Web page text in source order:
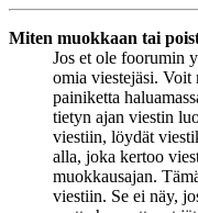
Miten muokkaan tai
Jos et ole foorumin
omia viestejäsi.
painiketta
tietyn ajan viestin
viestiin, löydät
alla, joka kertoo
muokkausajan.
viestiin. Se ei näy,